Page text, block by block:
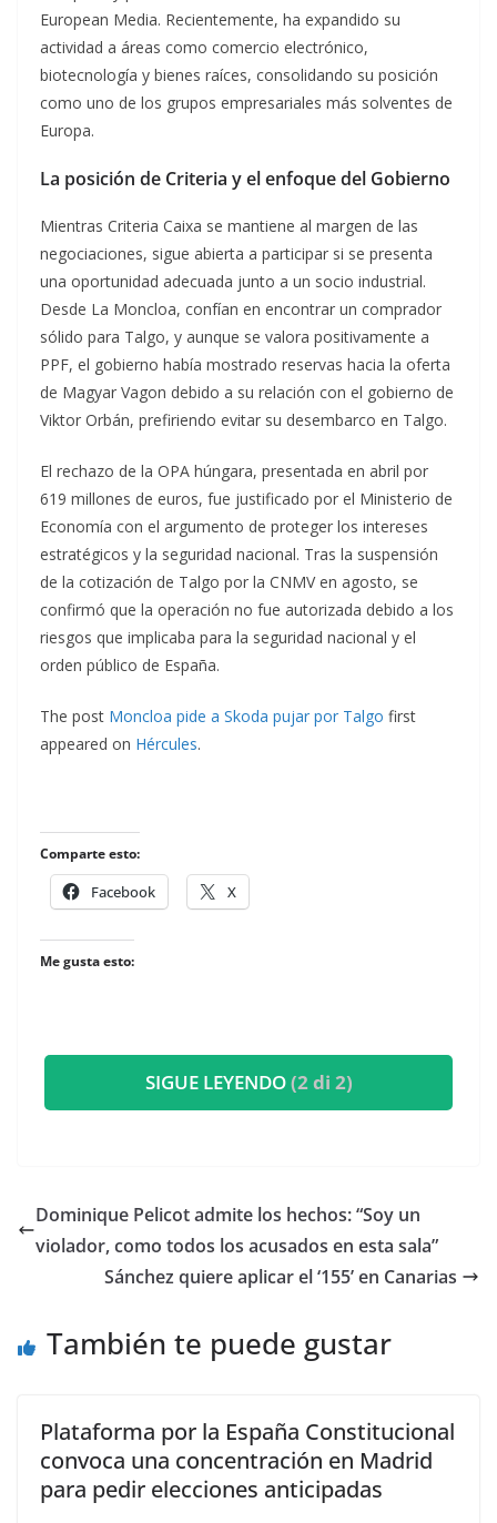
European Media. Recientemente, ha expandido su
actividad a áreas como comercio electrónico,
biotecnología y bienes raíces, consolidando su posición
como uno de los grupos empresariales más solventes de
Europa.
La posición de Criteria y el enfoque del Gobierno
Mientras Criteria Caixa se mantiene al margen de las
negociaciones, sigue abierta a participar si se presenta
una oportunidad adecuada junto a un socio industrial.
Desde La Moncloa, confían en encontrar un comprador
sólido para Talgo, y aunque se valora positivamente a
PPF, el gobierno había mostrado reservas hacia la oferta
de Magyar Vagon debido a su relación con el gobierno de
Viktor Orbán, prefiriendo evitar su desembarco en Talgo.
El rechazo de la OPA húngara, presentada en abril por
619 millones de euros, fue justificado por el Ministerio de
Economía con el argumento de proteger los intereses
estratégicos y la seguridad nacional. Tras la suspensión
de la cotización de Talgo por la CNMV en agosto, se
confirmó que la operación no fue autorizada debido a los
riesgos que implicaba para la seguridad nacional y el
orden público de España.
The post Moncloa pide a Skoda pujar por Talgo first
appeared on Hércules.
Comparte esto:
Facebook X
Me gusta esto:
SIGUE LEYENDO(2 di 2)
Dominique Pelicot admite los hechos: “Soy un
violador, como todos los acusados en esta sala”
Sánchez quiere aplicar el ‘155’ en Canarias
También te puede gustar
Plataforma por la España Constitucional
convoca una concentración en Madrid
para pedir elecciones anticipadas